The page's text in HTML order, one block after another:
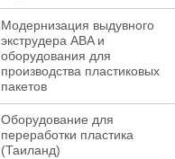
Модернизация выдувного
экструдера ABA и
оборудования для
производства пластиковых
пакетов
Оборудование для
переработки пластика
(Таиланд)